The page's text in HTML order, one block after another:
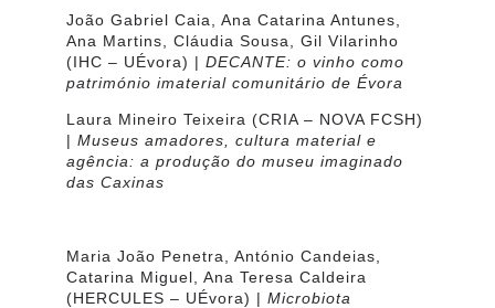
João Gabriel Caia, Ana Catarina Antunes,
Ana Martins, Cláudia Sousa, Gil Vilarinho
(IHC – UÉvora) | DECANTE: o vinho como
património imaterial comunitário de Évora
Laura Mineiro Teixeira (CRIA – NOVA FCSH)
| Museus amadores, cultura material e
agência: a produção do museu imaginado
das Caxinas
Maria João Penetra, António Candeias,
Catarina Miguel, Ana Teresa Caldeira
(HERCULES – UÉvora) | Microbiota